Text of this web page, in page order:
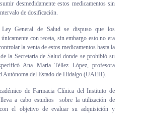
desmedidamente estos medicamentos sin
de dosificación.
General de Salud se dispuso que los
con receta, sin embargo esto no era
la venta de estos medicamentos hasta la
la Secretaría de Salud donde se prohibió su
Ana María Téllez López, profesora
Autónoma del Estado de Hidalgo (UAEH).
de Farmacia Clínica del Instituto de
a cabo estudios sobre la utilización de
el objetivo de evaluar su adquisición y